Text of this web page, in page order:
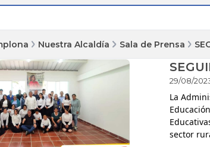
Nuestra Alcaldía Sala de Prensa
29/08/
La
sector